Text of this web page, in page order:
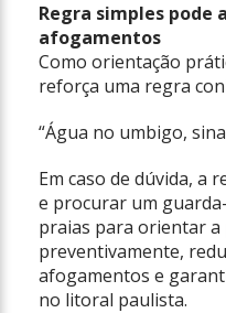
Regra simples pode
afogamentos
Como orientação
reforça uma regra
“Água no umbigo,
Em caso de dúvida, a
e procurar um
praias para orientar
preventivamente,
afogamentos e
no litoral paulista.